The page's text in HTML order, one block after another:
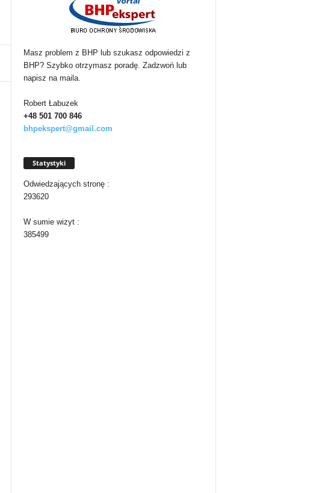
Masz problem z BHP lub szukasz odpowiedzi z
BHP? Szybko otrzymasz poradę. Zadzwoń lub
napisz na maila.
Robert Łabuzek
+48 501 700 846
bhpekspert@gmail.com
Statystyki
Odwiedzających stronę :
293620
W sumie wizyt :
385499